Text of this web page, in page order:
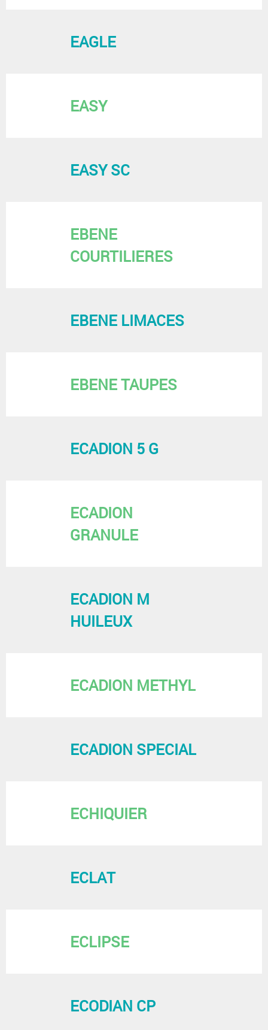
EAGLE
EASY
EASY SC
EBENE
COURTILIERES
EBENE LIMACES
EBENE TAUPES
ECADION 5 G
ECADION
GRANULE
ECADION M
HUILEUX
ECADION METHYL
ECADION SPECIAL
ECHIQUIER
ECLAT
ECLIPSE
ECODIAN CP